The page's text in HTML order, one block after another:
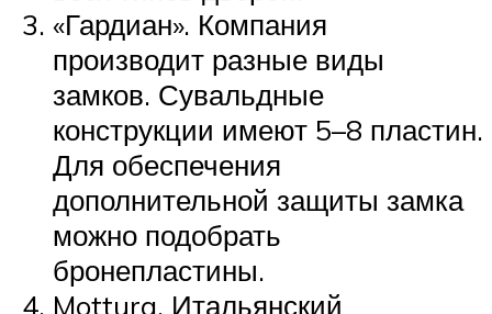
«Гардиан». Компания
производит разные виды
замков. Сувальдные
конструкции имеют 5–8 пластин.
Для обеспечения
дополнительной защиты замка
можно подобрать
бронепластины.
Mottura. Итальянский